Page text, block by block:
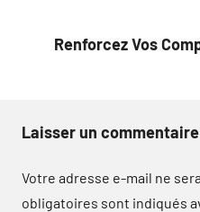
Renforcez Vos
Laisser un commentaire
Votre adresse e-mail ne
obligatoires sont indiqués